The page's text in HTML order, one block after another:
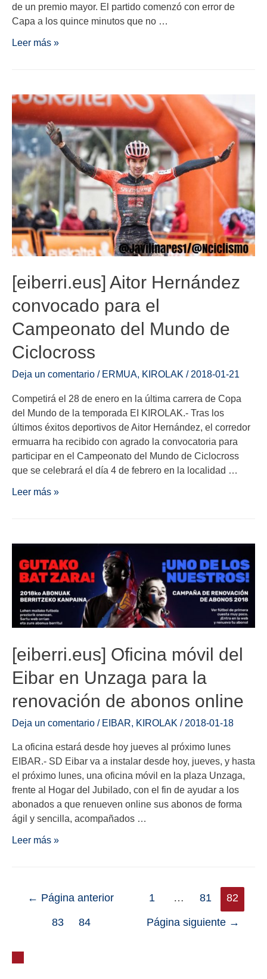
de un premio mayor. El partido comenzó con error de
Capa a los quince minutos que no …
Leer más »
[eiberri.eus] Aitor Hernández
convocado para el
Campeonato del Mundo de
Ciclocross
Deja un comentario / ERMUA, KIROLAK / 2018-01-21
Competirá el 28 de enero en la última carrera de Copa
del Mundo de la temporada EI KIROLAK.- Tras los
últimos éxitos deportivos de Aitor Hernández, el corredor
ermuarra ha recibido con agrado la convocatoria para
participar en el Campeonato del Mundo de Ciclocross
que se celebrará el día 4 de febrero en la localidad …
Leer más »
[eiberri.eus] Oficina móvil del
Eibar en Unzaga para la
renovación de abonos online
Deja un comentario / EIBAR, KIROLAK / 2018-01-18
La oficina estará desde hoy jueves al próximo lunes
EIBAR.- SD Eibar va a instalar desde hoy, jueves, y hasta
el próximo lunes, una oficina móvil en la plaza Unzaga,
frente al Hogar del Jubilado, con el fin de ayudar a los
abonados a que renueven online sus abonos de forma
ágil y sencilla, acompañados …
Leer más »
← Página anterior 1 … 81 82
83 84 Página siguiente →